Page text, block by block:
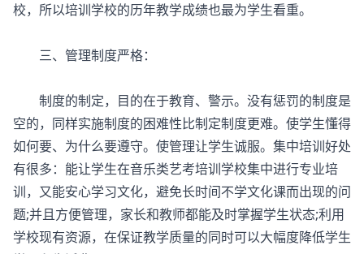
校，所以培训学校的历年教学成绩也最为学生看重。
三、管理制度严格：
制度的制定，目的在于教育、警示。没有惩罚的制度是
空的，同样实施制度的困难性比制定制度更难。使学生懂得
如何要、为什么要遵守。使管理让学生诚服。集中培训好处
有很多：能让学生在音乐类艺考培训学校集中进行专业培
训，又能安心学习文化，避免长时间不学文化课而出现的问
题;并且方便管理，家长和教师都能及时掌握学生状态;利用
学校现有资源，在保证教学质量的同时可以大幅度降低学生